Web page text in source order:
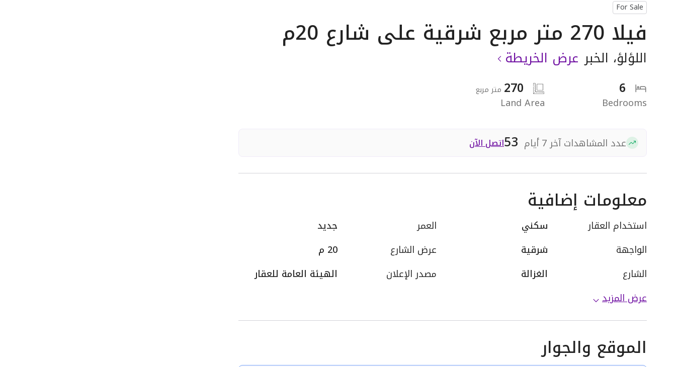
For Sale
فيلا 270 متر مربع شرقية على شارع 20م
اللؤلؤ، الخبر عرض الخريطة
6
Bedrooms
270 متر مربع
Land Area
عدد المشاهدات آخر 7 أيام 53اتصل الآن
معلومات إضافية
استخدام العقار سكني العمر
جديد
الواجهة
شرقية عرض الشارع
20 م
الشارع
الغزالة مصدر الإعلان
الهيئة العامة للعقار
عرض المزيد
الموقع والجوار